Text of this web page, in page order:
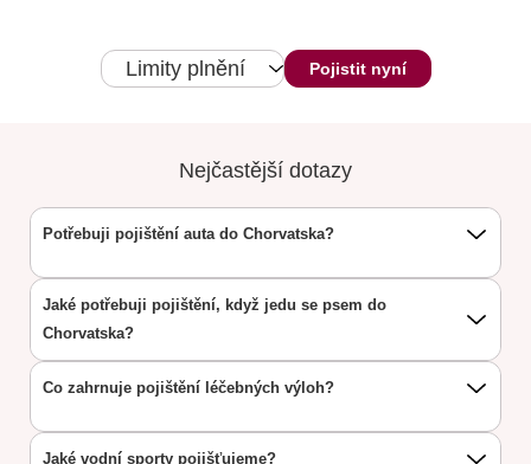
Limity plnění Pojistit nyní
Nejčastější dotazy
Potřebuji pojištění auta do Chorvatska?
Jaké potřebuji pojištění, když jedu se psem do
Chorvatska?
Co zahrnuje pojištění léčebných výloh?
Jaké vodní sporty pojišťujeme?